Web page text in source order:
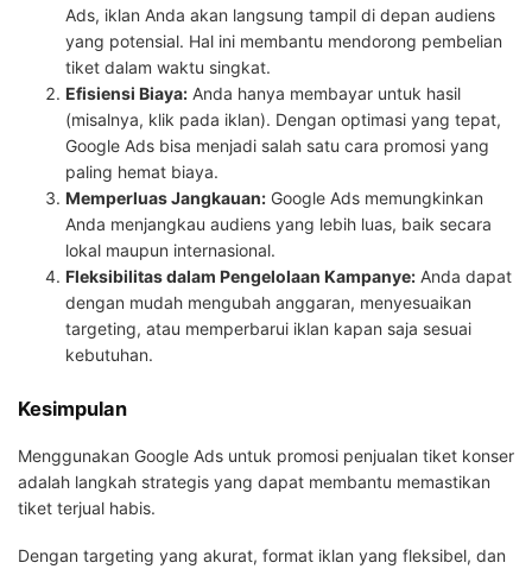
Ads, iklan Anda akan langsung tampil di depan audiens
yang potensial. Hal ini membantu mendorong pembelian
tiket dalam waktu singkat.
Efisiensi Biaya: Anda hanya membayar untuk hasil
(misalnya, klik pada iklan). Dengan optimasi yang tepat,
Google Ads bisa menjadi salah satu cara promosi yang
paling hemat biaya.
Memperluas Jangkauan: Google Ads memungkinkan
Anda menjangkau audiens yang lebih luas, baik secara
lokal maupun internasional.
Fleksibilitas dalam Pengelolaan Kampanye: Anda dapat
dengan mudah mengubah anggaran, menyesuaikan
targeting, atau memperbarui iklan kapan saja sesuai
kebutuhan.
Kesimpulan
Menggunakan Google Ads untuk promosi penjualan tiket konser
adalah langkah strategis yang dapat membantu memastikan
tiket terjual habis.
Dengan targeting yang akurat, format iklan yang fleksibel, dan